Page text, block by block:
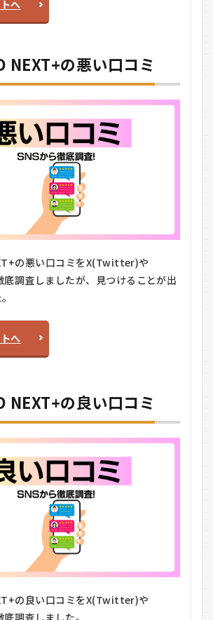
へ
NEXT+の悪い口コミ
の悪い口コミをX(Twitter)や
調査しましたが、見つけることが出
へ
NEXT+の良い口コミ
の良い口コミをX(Twitter)や
調査しました。